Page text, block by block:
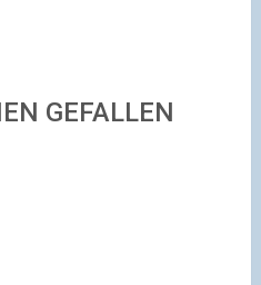
GEFALLEN